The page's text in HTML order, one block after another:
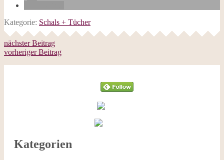
Kategorie: Schals + Tücher
nächster Beitrag
vorheriger Beitrag
Kategorien